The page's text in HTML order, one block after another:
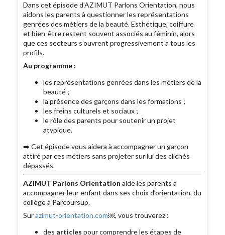
Dans cet épisode d’AZIMUT Parlons Orientation, nous
aidons les parents à questionner les représentations
genrées des métiers de la beauté. Esthétique, coiffure
et bien-être restent souvent associés au féminin, alors
que ces secteurs s’ouvrent progressivement à tous les
profils.
Au programme :
les représentations genrées dans les métiers de la
beauté ;
la présence des garçons dans les formations ;
les freins culturels et sociaux ;
le rôle des parents pour soutenir un projet
atypique.
➡️ Cet épisode vous aidera à accompagner un garçon
attiré par ces métiers sans projeter sur lui des clichés
dépassés.
AZIMUT Parlons Orientation aide les parents à
accompagner leur enfant dans ses choix d’orientation, du
collège à Parcoursup.
Surazimut-orientation.com￼, vous trouverez :
des articles pour comprendre les étapes de